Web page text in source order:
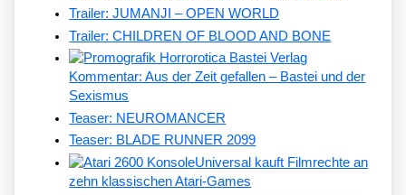
Trailer: JUMANJI – OPEN WORLD
Trailer: CHILDREN OF BLOOD AND BONE
Kommentar: Aus der Zeit gefallen – Bastei und der
Sexismus
Teaser: NEUROMANCER
Teaser: BLADE RUNNER 2099
Universal kauft Filmrechte an
zehn klassischen Atari-Games